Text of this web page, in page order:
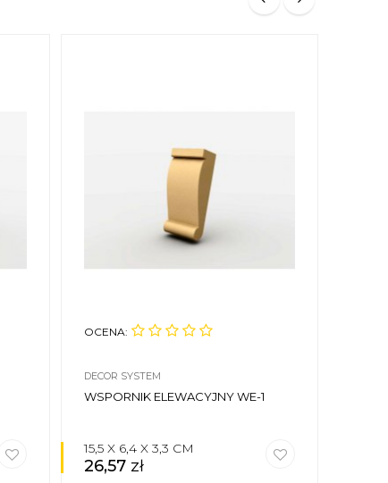
OCENA:
DECOR SYSTEM
WSPORNIK ELEWACYJNY WE-1
15,5 X 6,4 X 3,3 CM
26,57 zł